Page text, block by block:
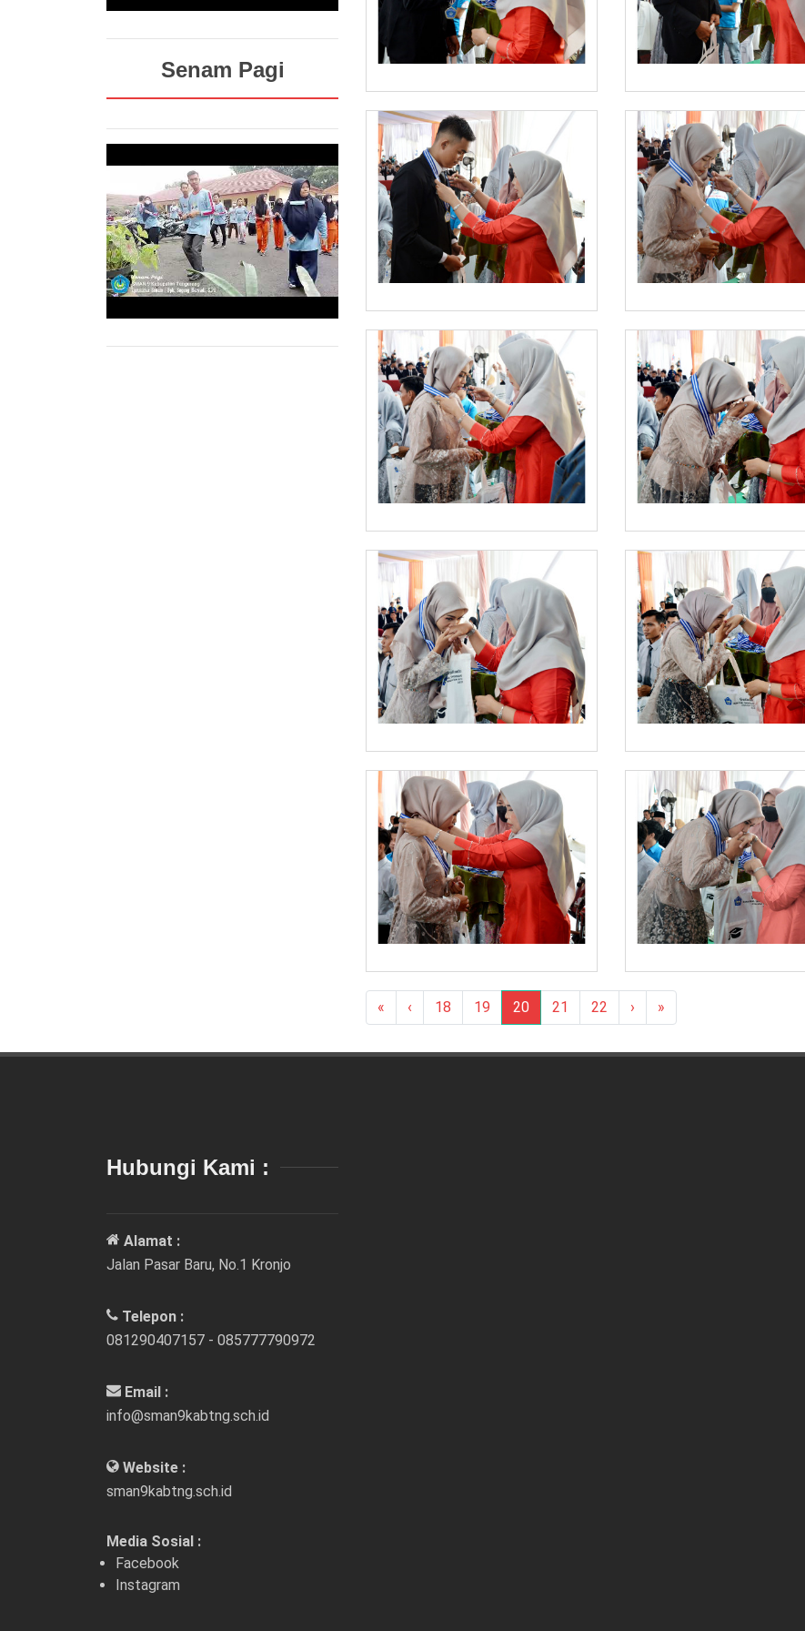
Senam Pagi
« ‹ 18 19 20 21 22 › »
Hubungi Kami :
Alamat :
Jalan Pasar Baru, No.1 Kronjo
Telepon :
081290407157 - 085777790972
Email :
info@sman9kabtng.sch.id
Website :
sman9kabtng.sch.id
Media Sosial :
Facebook
Instagram